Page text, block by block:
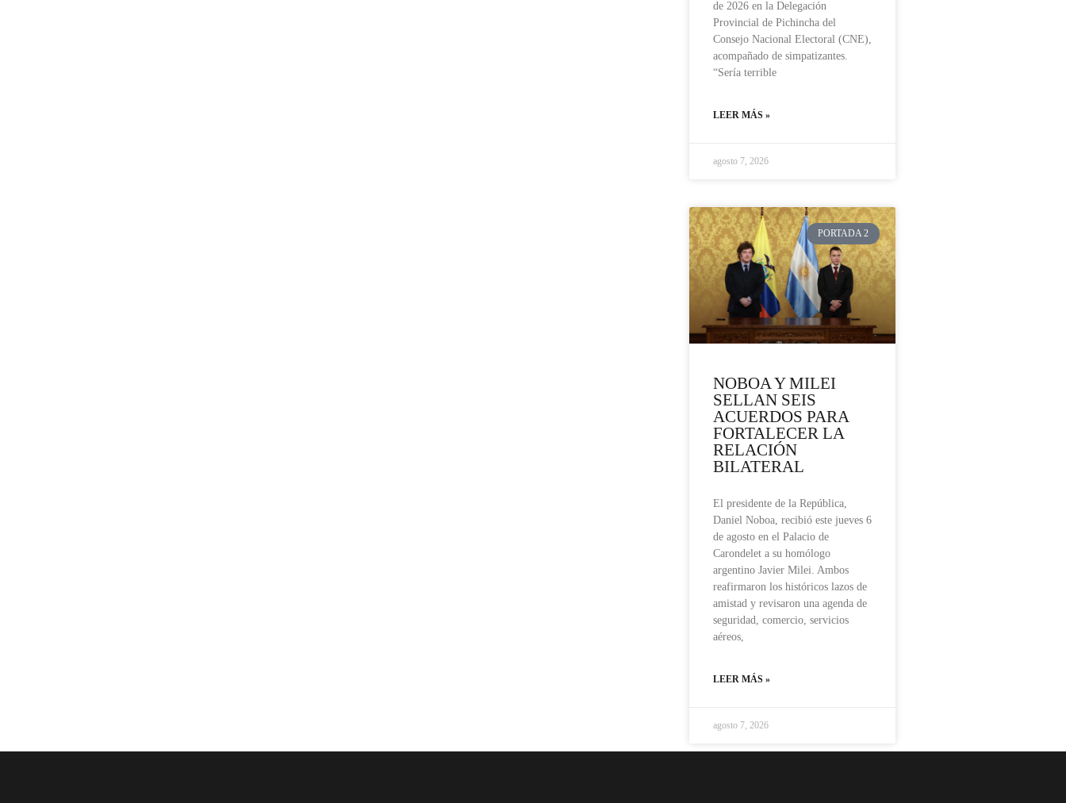
de 2026 en la Delegación
Provincial de Pichincha del
Consejo Nacional Electoral (CNE),
acompañado de simpatizantes.
“Sería terrible
LEER MÁS »
agosto 7, 2026
PORTADA 2
NOBOA Y MILEI
SELLAN SEIS
ACUERDOS PARA
FORTALECER LA
RELACIÓN
BILATERAL
El presidente de la República,
Daniel Noboa, recibió este jueves 6
de agosto en el Palacio de
Carondelet a su homólogo
argentino Javier Milei. Ambos
reafirmaron los históricos lazos de
amistad y revisaron una agenda de
seguridad, comercio, servicios
aéreos,
LEER MÁS »
agosto 7, 2026